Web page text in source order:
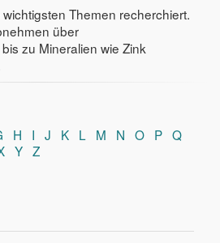
Themen recherchiert.
über
zu Mineralien wie Zink
H I J K L M N O P Q
Y Z